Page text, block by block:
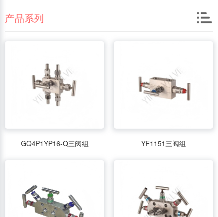
产品系列
GQ4P1YP16-Q三阀组 YF1151三阀组